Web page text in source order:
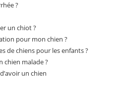
?
un chiot ?
pour mon chien ?
de chiens pour les enfants ?
chien malade ?
un chien